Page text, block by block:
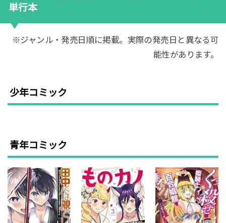
単行本
※ジャンル・発売日順に掲載。実際の発売日と異なる可
能性があります。
少年コミック
青年コミック